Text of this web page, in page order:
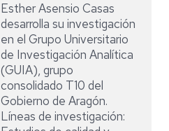
Esther Asensio Casas
desarrolla su investigación
en el Grupo Universitario
de Investigación Analítica
(GUIA), grupo
consolidado T10 del
Gobierno de Aragón.
Líneas de investigación: